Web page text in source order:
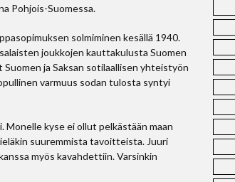
Pohjois-Suomessa.
solmiminen kesällä 1940.
joukkojen kauttakulusta Suomen
ja Saksan sotilaallisen yhteistyön
varmuus sodan tulosta syntyi
Monelle kyse ei ollut pelkästään maan
suuremmista tavoitteista. Juuri
myös kavahdettiin. Varsinkin